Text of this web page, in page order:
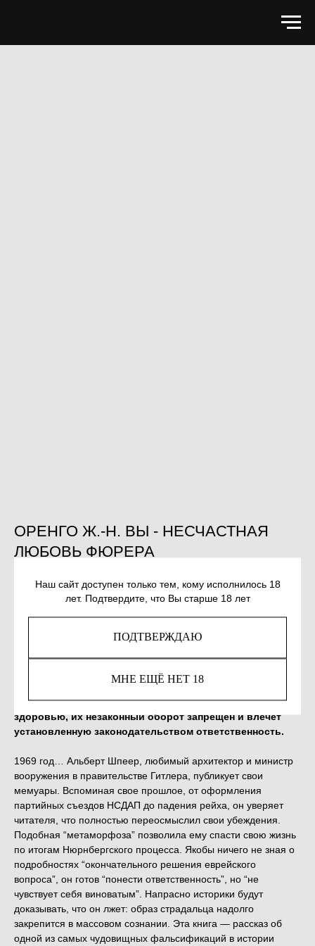
Наш сайт доступен только тем, кому исполнилось 18
лет. Подтвердите, что Вы старше 18 лет
ПОДТВЕРЖДАЮ
МНЕ ЕЩЁ НЕТ 18
ОРЕНГО Ж.-Н. ВЫ - НЕСЧАСТНАЯ
ЛЮБОВЬ ФЮРЕРА
КУПИТЬ
Незаконное потребление наркотических средств,
психотропных веществ, их аналогов причиняет вред
здоровью, их незаконный оборот запрещён и влечет
установленную законодательством ответственность.
1969 год… Альберт Шпеер, любимый архитектор и министр
вооружения в правительстве Гитлера, публикует свои
мемуары. Вспоминая свое прошлое, от оформления
партийных съездов НСДАП до падения рейха, он уверяет
читателя, что полностью переосмыслил свои убеждения.
Подобная “метаморфоза” позволила ему спасти свою жизнь
по итогам Нюрнбергского процесса. Якобы ничего не зная о
подробностях “окончательного решения еврейского
вопроса”, он готов “понести ответственность”, но “не
чувствует себя виноватым”. Напрасно историки будут
доказывать, что он лжет: образ страдальца надолго
закрепится в массовом сознании. Эта книга — рассказ об
одной из самых чудовищных фальсификаций в истории